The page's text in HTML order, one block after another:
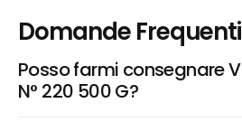
Domande Frequenti
Posso farmi consegnare
N° 220 500 G?